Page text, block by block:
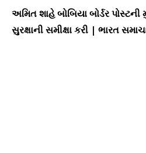
અમિત શાહે બોબિયા બોર્ડર
સુરક્ષાની સમીક્ષા કરી | ભારત